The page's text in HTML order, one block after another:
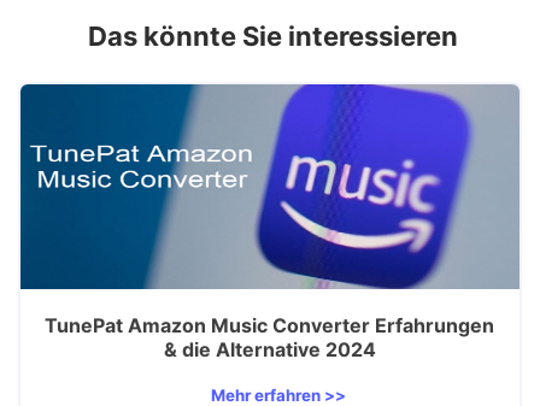
Das könnte Sie interessieren
TunePat Amazon Music Converter Erfahrungen
& die Alternative 2024
Mehr erfahren >>